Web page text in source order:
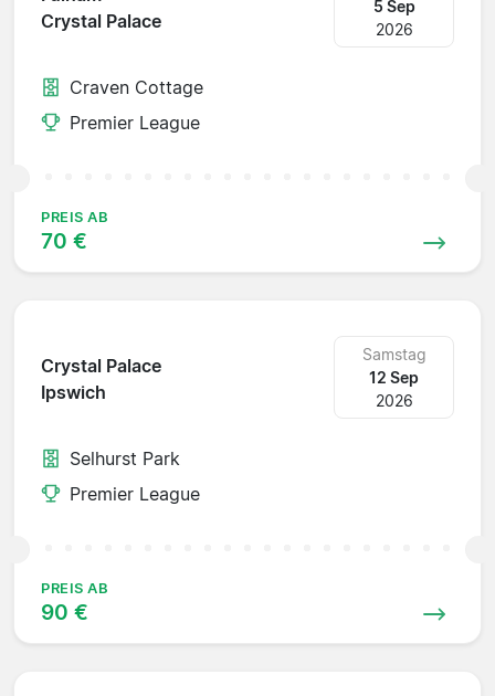
Crystal Palace
5 Sep
2026
Craven Cottage
Premier League
PREIS AB
70 €
Crystal Palace
Ipswich
Samstag
12 Sep
2026
Selhurst Park
Premier League
PREIS AB
90 €